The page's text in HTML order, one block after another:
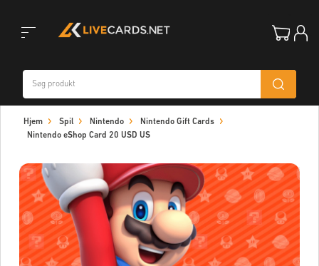
navigation
Hjem Spil Nintendo
Nintendo Gift Cards
Nintendo eShop Card 20 USD US